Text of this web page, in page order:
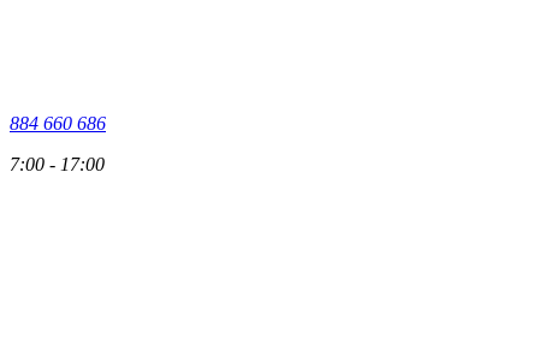
884 660 686
7:00 - 17:00